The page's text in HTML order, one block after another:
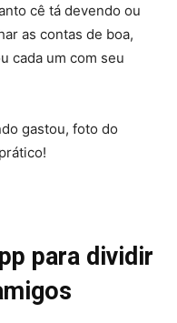
cê tá devendo ou
as contas de boa,
cada um com seu
gastou, foto do
para dividir